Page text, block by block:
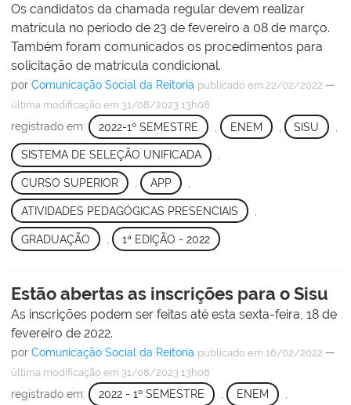
Os candidatos da chamada regular devem realizar
matrícula no período de 23 de fevereiro a 08 de março.
Também foram comunicados os procedimentos para
solicitação de matrícula condicional.
por Comunicação Social da Reitoria publicado em 22/02/2022 —
última modificação em 31/08/2023 13h08
registrado em: 2022-1º SEMESTRE ENEM SISU
SISTEMA DE SELEÇÃO UNIFICADA ,
CURSO SUPERIOR APP
ATIVIDADES PEDAGÓGICAS PRESENCIAIS
GRADUAÇÃO 1ª EDIÇÃO - 2022
Estão abertas as inscrições para o Sisu
As inscrições podem ser feitas até esta sexta-feira, 18 de
fevereiro de 2022.
por Comunicação Social da Reitoria publicado em 16/02/2022 —
última modificação em 31/08/2023 13h08
registrado em: 2022 - 1º SEMESTRE , ENEM ,